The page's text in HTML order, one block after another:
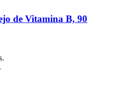
de Vitamina B, 90